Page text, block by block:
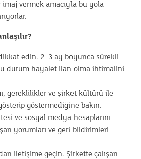
imaj vermek amacıyla bu yola
edin. 2–3 ay boyunca sürekli
durum hayalet ilan olma ihtimalini
gereklilikler ve şirket kültürü ile
göstermediğine bakın.
ve sosyal medya hesaplarını
yorumları ve geri bildirimleri
iletişime geçin. Şirkette çalışan